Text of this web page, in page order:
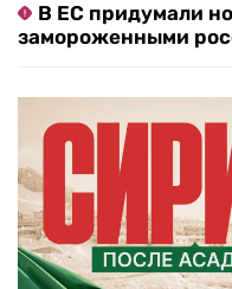
В ЕС придумали
замороженными